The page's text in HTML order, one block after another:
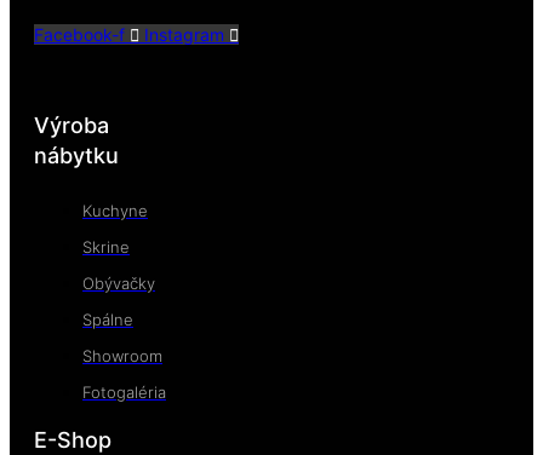
Facebook-f Instagram
Výroba
nábytku
Kuchyne
Skrine
Obývačky
Spálne
Showroom
Fotogaléria
E-Shop